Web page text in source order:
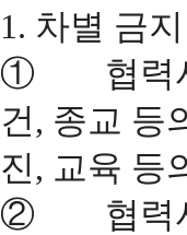
1. 차별 금지
① 협력사
건, 종교 등
진, 교육 등
② 협력사